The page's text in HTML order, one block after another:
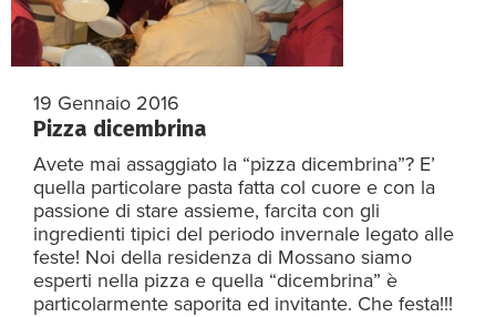
19 Gennaio 2016
Pizza dicembrina
Avete mai assaggiato la “pizza dicembrina”? E’
quella particolare pasta fatta col cuore e con la
passione di stare assieme, farcita con gli
ingredienti tipici del periodo invernale legato alle
feste! Noi della residenza di Mossano siamo
esperti nella pizza e quella “dicembrina” è
particolarmente saporita ed invitante. Che festa!!!